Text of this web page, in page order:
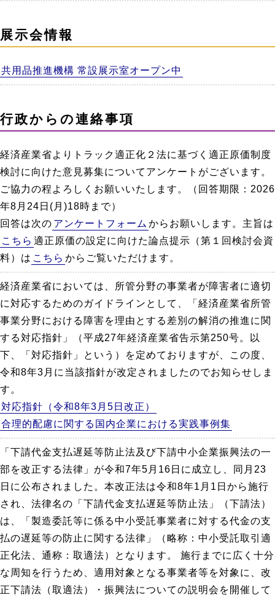
展示会情報
共用品推進機構 常設展示室オープン中
行政からの連絡事項
経済産業省よりトラック適正化２法に基づく適正原価制度
検討に向けた意見募集についてアンケートがございます。
ご協力の程よろしくお願いいたします。（回答期限：2026
年8月24日(月)18時まで）
回答は次の アンケートフォーム からお願いします。主旨は
こちら 適正原価の設定に向けた論点提示（第１回検討会資
料）は こちら からご覧いただけます。
経済産業省においては、所管分野の事業者が障害者に適切
に対応するためのガイドラインとして、「経済産業省所管
事業分野における障害を理由とする差別の解消の推進に関
する対応指針」（平成27年経済産業省告示第250号。以
下、「対応指針」という）を定めておりますが、この度、
令和8年3月に当該指針が改定されましたのでお知らせしま
す。
対応指針（令和8年3月5日改正）
合理的配慮に関する国内企業における実践事例集
「下請代金支払遅延等防止法及び下請中小企業振興法の一
部を改正する法律」が令和7年5月16日に成立し、同月23
日に公布されました。本改正法は令和8年1月1日から施行
され、法律名の「下請代金支払遅延等防止法」（下請法）
は、「製造委託等に係る中小受託事業者に対する代金の支
払の遅延等の防止に関する法律」（略称：中小受託取引適
正化法、通称：取適法）となります。 施行までに広く十分
な周知を行うため、適用対象となる事業者等を対象に、改
正下請法（取適法）・振興法についての説明会を開催して